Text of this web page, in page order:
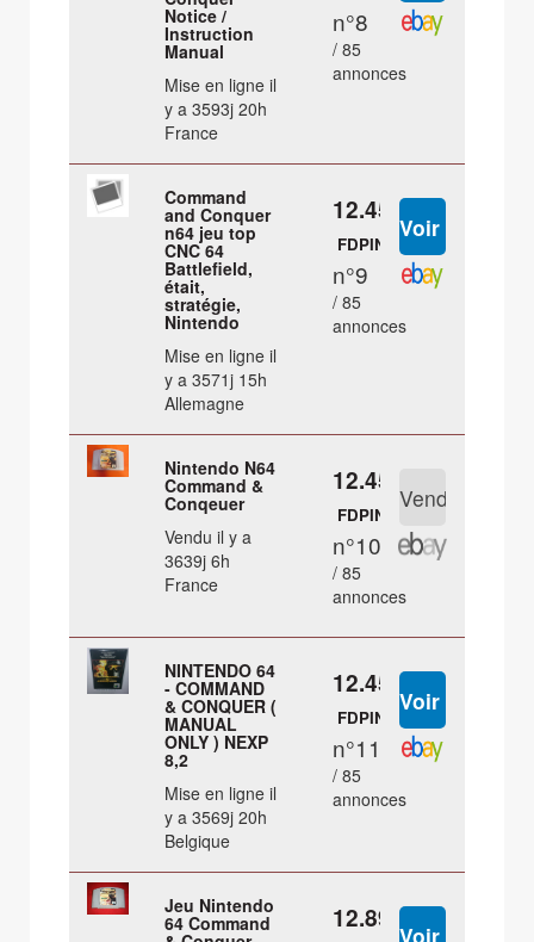
Notice /
Instruction
Manual
Mise en ligne il
y a 3593j 20h
France
n°8
/ 85
annonces
Command
and Conquer
n64 jeu top
CNC 64
Battlefield,
était,
stratégie,
Nintendo
Mise en ligne il
y a 3571j 15h
Allemagne
12.45 €
FDPIN
n°9
/ 85
annonces
Nintendo N64
Command &
Conqeuer
Vendu il y a
3639j 6h
France
12.45 €
FDPIN
n°10
/ 85
annonces
NINTENDO 64
- COMMAND
& CONQUER (
MANUAL
ONLY ) NEXP
8,2
Mise en ligne il
y a 3569j 20h
Belgique
12.45 €
FDPIN
n°11
/ 85
annonces
Jeu Nintendo
64 Command 12.89 €